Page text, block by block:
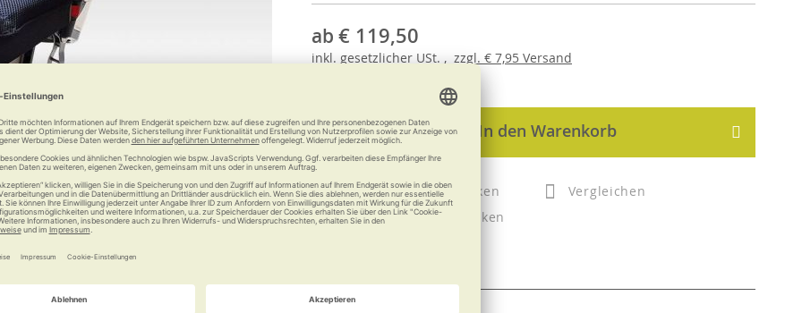
ab € 119,50
inkl. gesetzlicher USt. , zzgl. € 7,95 Versand
In den Warenkorb
Merken
Vergleichen
Drucken